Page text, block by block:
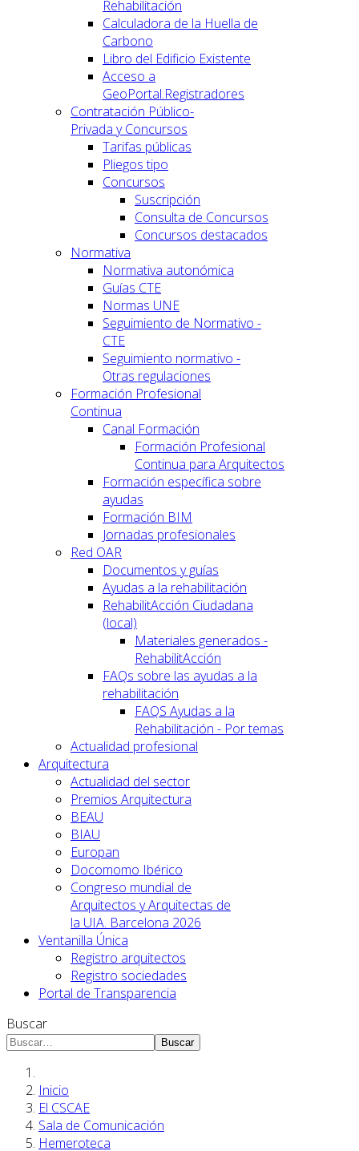
Rehabilitación
Calculadora de la Huella de
Carbono
Libro del Edificio Existente
Acceso a
GeoPortal.Registradores
Contratación Público-
Privada y Concursos
Tarifas públicas
Pliegos tipo
Concursos
Suscripción
Consulta de Concursos
Concursos destacados
Normativa
Normativa autonómica
Guías CTE
Normas UNE
Seguimiento de Normativo -
CTE
Seguimiento normativo -
Otras regulaciones
Formación Profesional
Continua
Canal Formación
Formación Profesional
Continua para Arquitectos
Formación específica sobre
ayudas
Formación BIM
Jornadas profesionales
Red OAR
Documentos y guías
Ayudas a la rehabilitación
RehabilitAcción Ciudadana
(local)
Materiales generados -
RehabilitAcción
FAQs sobre las ayudas a la
rehabilitación
FAQS Ayudas a la
Rehabilitación - Por temas
Actualidad profesional
Arquitectura
Actualidad del sector
Premios Arquitectura
BEAU
BIAU
Europan
Docomomo Ibérico
Congreso mundial de
Arquitectos y Arquitectas de
la UIA. Barcelona 2026
Ventanilla Única
Registro arquitectos
Registro sociedades
Portal de Transparencia
Buscar
Buscar
Inicio
El CSCAE
Sala de Comunicación
Hemeroteca